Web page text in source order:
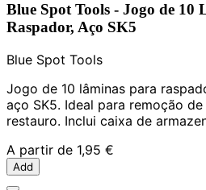
Blue Spot Tools - Jogo de 10
Raspador, Aço SK5
Blue Spot Tools
Jogo de 10 lâminas para
aço SK5. Ideal para remoção
restauro. Inclui caixa de
A partir de 1,95 €
Add